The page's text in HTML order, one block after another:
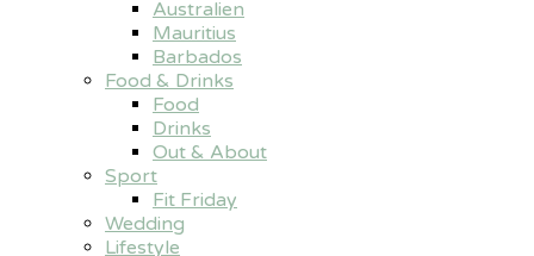
Australien
Mauritius
Barbados
Food & Drinks
Food
Drinks
Out & About
Sport
Fit Friday
Wedding
Lifestyle